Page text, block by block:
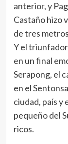
anterior, y
Castaño hizo
de tres
Y el
en un final
Serapong, el
en el
ciudad, país y
pequeño del
ricos.